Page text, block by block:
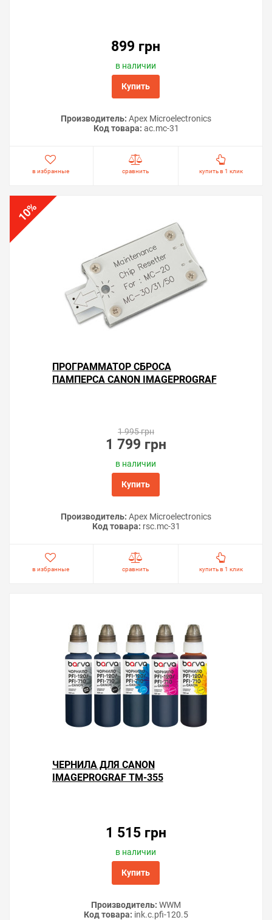
899 грн
в наличии
Купить
Производитель: Apex Microelectronics
Код товара: ac.mc-31
в избранные сравнить купить в 1 клик
10
%
ПРОГРАММАТОР СБРОСА
ПАМПЕРСА CANON IMAGEPROGRAF
1 995 грн
1 799 грн
в наличии
Купить
Производитель: Apex Microelectronics
Код товара: rsс.mc-31
в избранные сравнить купить в 1 клик
ЧЕРНИЛА ДЛЯ CANON
IMAGEPROGRAF TM-355
1 515 грн
в наличии
Купить
Производитель: WWM
Код товара: ink.c.pfi-120.5